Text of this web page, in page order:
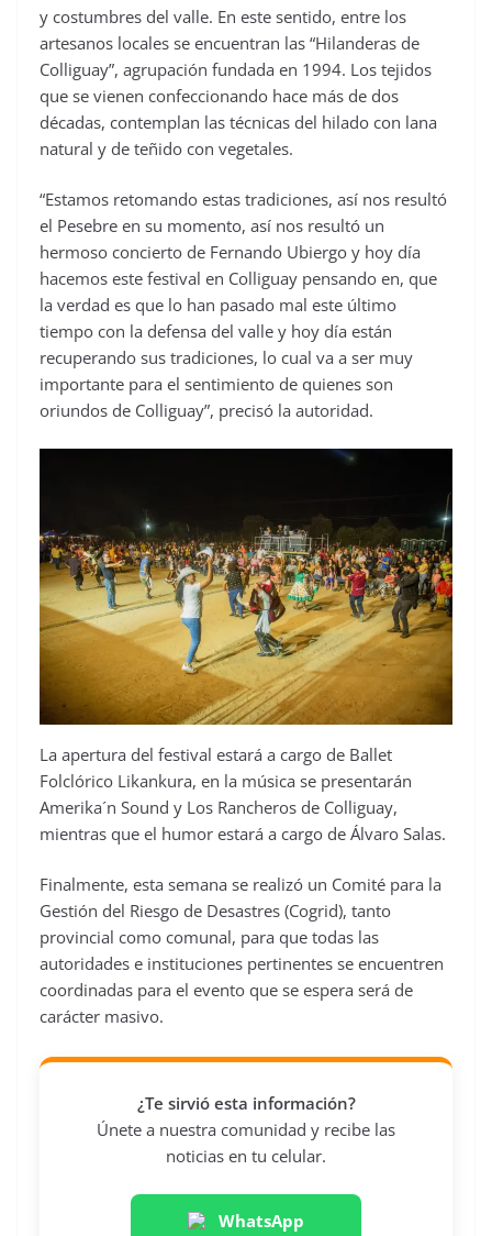
y costumbres del valle. En este sentido, entre los
artesanos locales se encuentran las “Hilanderas de
Colliguay”, agrupación fundada en 1994. Los tejidos
que se vienen confeccionando hace más de dos
décadas, contemplan las técnicas del hilado con lana
natural y de teñido con vegetales.
“Estamos retomando estas tradiciones, así nos resultó
el Pesebre en su momento, así nos resultó un
hermoso concierto de Fernando Ubiergo y hoy día
hacemos este festival en Colliguay pensando en, que
la verdad es que lo han pasado mal este último
tiempo con la defensa del valle y hoy día están
recuperando sus tradiciones, lo cual va a ser muy
importante para el sentimiento de quienes son
oriundos de Colliguay”, precisó la autoridad.
La apertura del festival estará a cargo de Ballet
Folclórico Likankura, en la música se presentarán
Amerika´n Sound y Los Rancheros de Colliguay,
mientras que el humor estará a cargo de Álvaro Salas.
Finalmente, esta semana se realizó un Comité para la
Gestión del Riesgo de Desastres (Cogrid), tanto
provincial como comunal, para que todas las
autoridades e instituciones pertinentes se encuentren
coordinadas para el evento que se espera será de
carácter masivo.
¿Te sirvió esta información?
Únete a nuestra comunidad y recibe las
noticias en tu celular.
WhatsApp